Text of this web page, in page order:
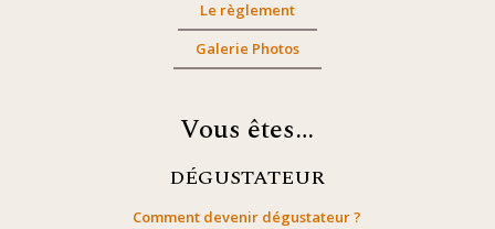
Le règlement
Galerie Photos
Vous êtes…
DÉGUSTATEUR
Comment devenir dégustateur ?